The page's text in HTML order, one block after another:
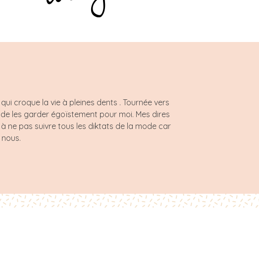
croque la vie à pleines dents . Tournée vers
les garder égoïstement pour moi. Mes dires
ne pas suivre tous les diktats de la mode car